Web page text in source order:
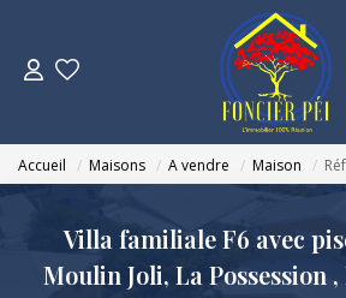
VENTES
ESTIMATION
NOTRE
Accueil Maisons A vendre Maison
Villa familiale F6 avec
Moulin Joli, La Possession ,